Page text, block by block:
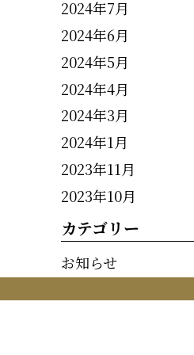
2024年7月
2024年6月
2024年5月
2024年4月
2024年3月
2024年1月
2023年11月
2023年10月
カテゴリー
お知らせ